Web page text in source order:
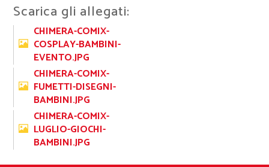
Scarica gli allegati:
CHIMERA-COMIX-
COSPLAY-BAMBINI-
EVENTO.JPG
CHIMERA-COMIX-
FUMETTI-DISEGNI-
BAMBINI.JPG
CHIMERA-COMIX-
LUGLIO-GIOCHI-
BAMBINI.JPG